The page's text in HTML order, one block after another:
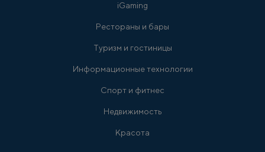
iGaming
Рестораны и бары
Туризм и гостиницы
Информационные технологии
Спорт и фитнес
Недвижимость
Красота